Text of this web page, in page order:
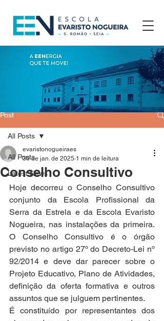
Post
All Posts
Latest News
All Posts
Conselho Consultivo
evaristonogueiraes
30 de jan. de 2025 1 min de leitura
Hoje decorreu o Conselho Consultivo
conjunto da Escola Profissional da
Serra da Estrela e da Escola Evaristo
Nogueira, nas instalações da primeira.
O Conselho Consultivo é o órgão
previsto no artigo 27º do Decreto-Lei nº
92/2014 e deve dar parecer sobre o
Projeto Educativo, Plano de Atividades,
definição da oferta formativa e outros
assuntos que se julguem pertinentes.
É constituído por representantes dos